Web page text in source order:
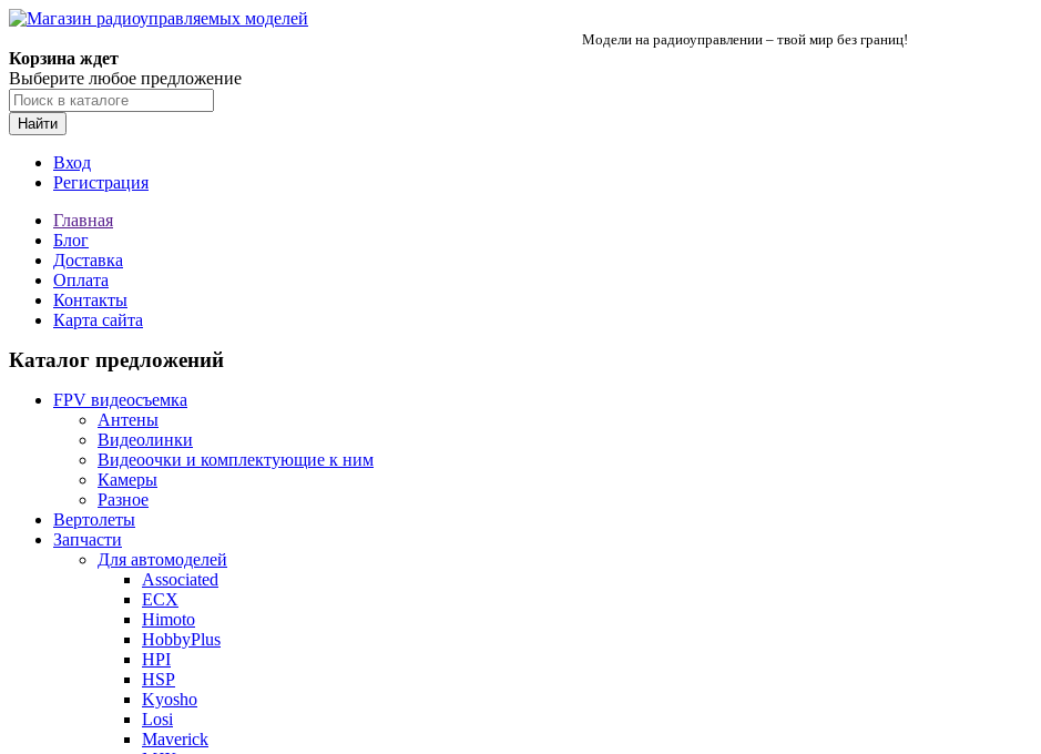
Модели на радиоуправлении – твой мир без границ!
Корзина ждет
Выберите любое предложение
Найти
Вход
Регистрация
Главная
Блог
Доставка
Оплата
Контакты
Карта сайта
Каталог предложений
FPV видеосъемка
Антены
Видеолинки
Видеоочки и комплектующие к ним
Камеры
Разное
Вертолеты
Запчасти
Для автомоделей
Associated
ECX
Himoto
HobbyPlus
HPI
HSP
Kyosho
Losi
Maverick